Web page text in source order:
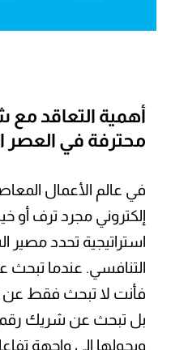
أهمية التعاقد
محترفة في العصر
في عالم الأعمال
إلكتروني مجرد ترف أو
استراتيجية تحدد
التنافسي. عندما
فأنت لا تبحث فقط عن
بل تبحث عن شريك
ويحولها إلى واجهة